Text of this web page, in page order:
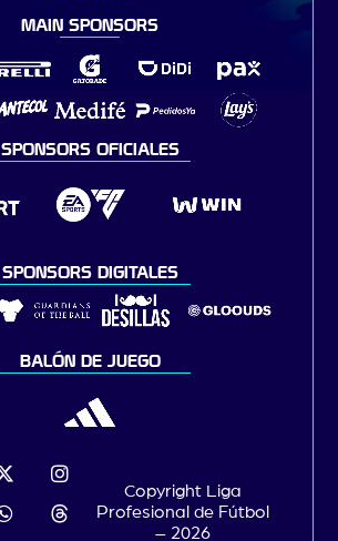
MAIN SPONSORS
SPONSORS OFICIALES
SPONSORS DIGITALES
BALÓN DE JUEGO
Copyright Liga
Profesional de Fútbol
– 2026